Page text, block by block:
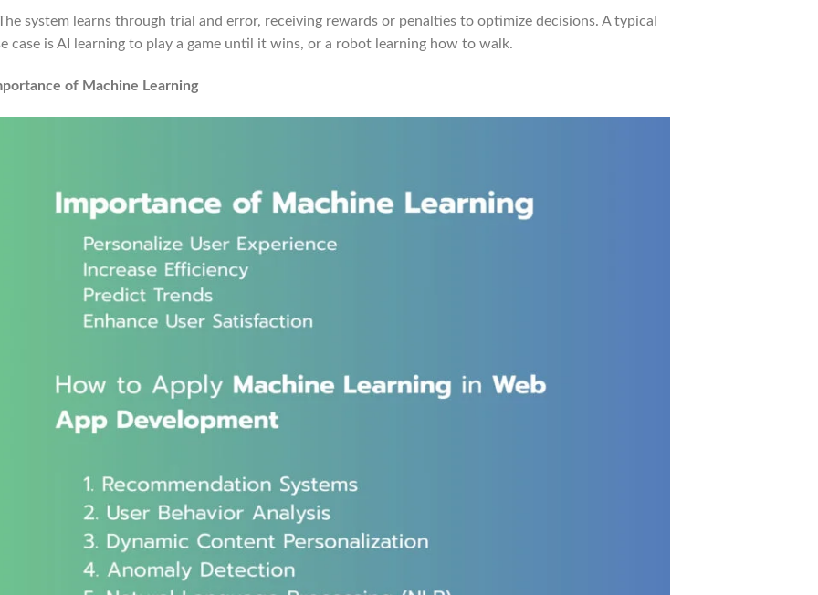
system learns through trial and error, receiving rewards or penalties to optimize decisions. A typical
case is AI learning to play a game until it wins, or a robot learning how to walk.
of Machine Learning